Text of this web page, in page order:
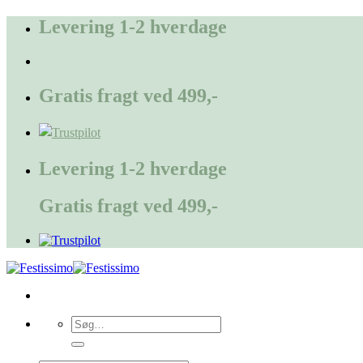
FortsætLevering 1-2 hverdage
Gratis fragt ved 499,-
Levering 1-2 hverdage
Gratis fragt ved 499,-
Søg
efter: